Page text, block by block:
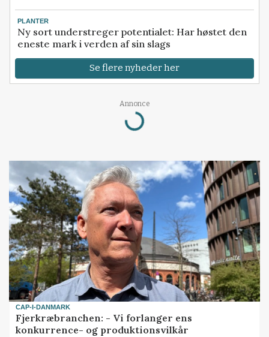
PLANTER
Ny sort understreger potentialet: Har høstet den
eneste mark i verden af sin slags
Se flere nyheder her
Annonce
Loading...
CAP-I-DANMARK
Fjerkræbranchen: - Vi forlanger ens
konkurrence- og produktionsvilkår